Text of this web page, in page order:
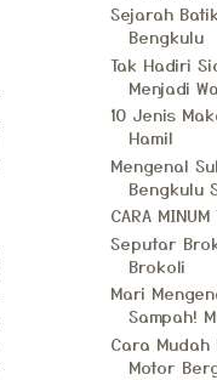
Sejarah
Bengkulu
Tak Hadiri
Menjadi
10 Jenis
Hamil
Mengenal
Bengkulu
CARA MINUM
Seputar
Brokoli
Mari
Sampah!
Cara
Motor